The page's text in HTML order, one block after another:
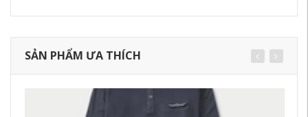
SẢN PHẨM ƯA THÍCH